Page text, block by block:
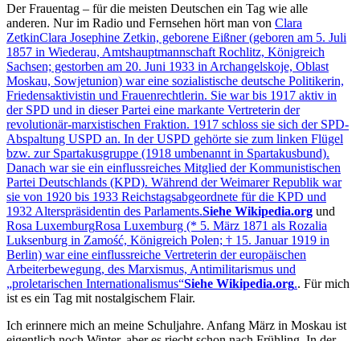
Der Frauentag – für die meisten Deutschen ein Tag wie alle
anderen. Nur im Radio und Fernsehen hört man von Clara
ZetkinClara Josephine Zetkin, geborene Eißner (geboren am 5. Juli
1857 in Wiederau, Amtshauptmannschaft Rochlitz, Königreich
Sachsen; gestorben am 20. Juni 1933 in Archangelskoje, Oblast
Moskau, Sowjetunion) war eine sozialistische deutsche Politikerin,
Friedensaktivistin und Frauenrechtlerin. Sie war bis 1917 aktiv in
der SPD und in dieser Partei eine markante Vertreterin der
revolutionär-marxistischen Fraktion. 1917 schloss sie sich der SPD-
Abspaltung USPD an. In der USPD gehörte sie zum linken Flügel
bzw. zur Spartakusgruppe (1918 umbenannt in Spartakusbund).
Danach war sie ein einflussreiches Mitglied der Kommunistischen
Partei Deutschlands (KPD). Während der Weimarer Republik war
sie von 1920 bis 1933 Reichstagsabgeordnete für die KPD und
1932 Alterspräsidentin des Parlaments.Siehe Wikipedia.org und
Rosa LuxemburgRosa Luxemburg (* 5. März 1871 als Rozalia
Luksenburg in Zamość, Königreich Polen; † 15. Januar 1919 in
Berlin) war eine einflussreiche Vertreterin der europäischen
Arbeiterbewegung, des Marxismus, Antimilitarismus und
proletarischen Internationalismus Siehe Wikipedia.org.. Für mich
ist es ein Tag mit nostalgischem Flair.
Ich erinnere mich an meine Schuljahre. Anfang März in Moskau ist